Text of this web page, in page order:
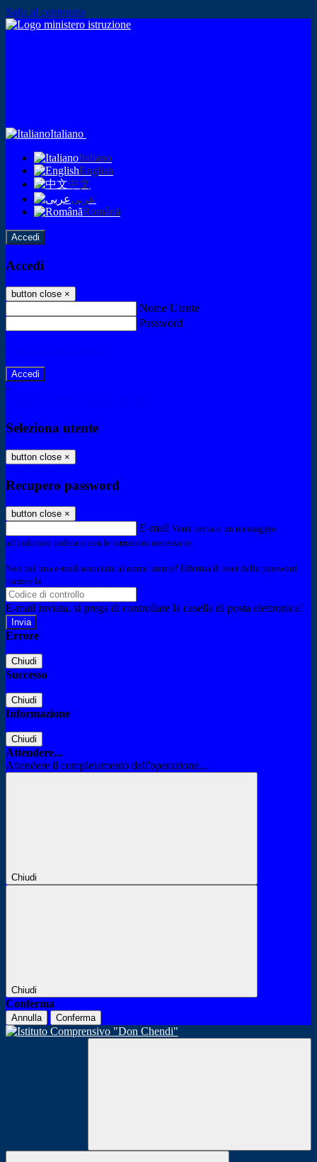
Salta al contenuto
Italiano
Italiano
English
中文
عربى
Română
Accedi
Accedi
button close ×
Nome Utente
Password
-
Seleziona utente
button close ×
Recupero password
button close ×
E-mail Verrà inviato un messaggio
all'indirizzo indicato con le istruzioni necessarie.
Non hai una e-mail associata al nome utente? Effettua il reset della password
tramite la
E-mail inviata, si prega di controllare la casella di posta elettronica!
Errore
Chiudi
Successo
Chiudi
Informazione
Chiudi
Attendere...
Attendere il completamento dell'operazione...
Chiudi
Chiudi
Conferma
Annulla Conferma